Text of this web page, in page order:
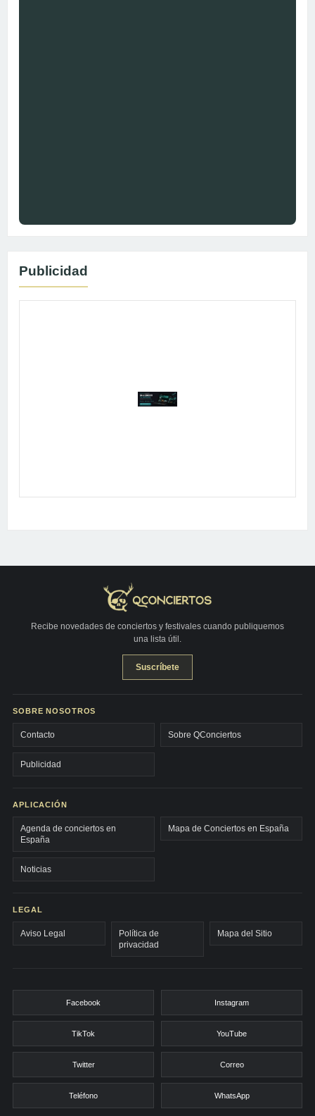
Publicidad
Publicidad
Recibe novedades de conciertos y festivales cuando publiquemos
una lista útil.
Suscríbete
SOBRE NOSOTROS
Contacto Sobre QConciertos
Publicidad
APLICACIÓN
Agenda de conciertos en
España
Mapa de Conciertos en España
Noticias
LEGAL
Aviso Legal
Política de
privacidad
Mapa del Sitio
Facebook Instagram
TikTok YouTube
Twitter Correo
Teléfono WhatsApp